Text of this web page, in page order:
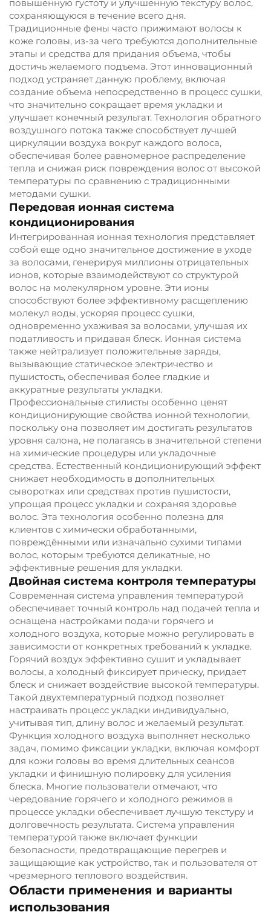
повышенную густоту и улучшенную текстуру волос,
сохраняющуюся в течение всего дня.
Традиционные фены часто прижимают волосы к
коже головы, из-за чего требуются дополнительные
этапы и средства для придания объема, чтобы
достичь желаемого подъема. Этот инновационный
подход устраняет данную проблему, включая
создание объема непосредственно в процесс сушки,
что значительно сокращает время укладки и
улучшает конечный результат. Технология обратного
воздушного потока также способствует лучшей
циркуляции воздуха вокруг каждого волоса,
обеспечивая более равномерное распределение
тепла и снижая риск повреждения волос от высокой
температуры по сравнению с традиционными
методами сушки.
Передовая ионная система
кондиционирования
Интегрированная ионная технология представляет
собой еще одно значительное достижение в уходе
за волосами, генерируя миллионы отрицательных
ионов, которые взаимодействуют со структурой
волос на молекулярном уровне. Эти ионы
способствуют более эффективному расщеплению
молекул воды, ускоряя процесс сушки,
одновременно ухаживая за волосами, улучшая их
податливость и придавая блеск. Ионная система
также нейтрализует положительные заряды,
вызывающие статическое электричество и
пушистость, обеспечивая более гладкие и
аккуратные результаты укладки.
Профессиональные стилисты особенно ценят
кондиционирующие свойства ионной технологии,
поскольку она позволяет им достигать результатов
уровня салона, не полагаясь в значительной степени
на химические процедуры или укладочные
средства. Естественный кондиционирующий эффект
снижает необходимость в дополнительных
сыворотках или средствах против пушистости,
упрощая процесс укладки и сохраняя здоровье
волос. Эта технология особенно полезна для
клиентов с химически обработанными,
повреждёнными или изначально сухими типами
волос, которым требуются деликатные, но
эффективные решения для укладки.
Двойная система контроля температуры
Современная система управления температурой
обеспечивает точный контроль над подачей тепла и
оснащена настройками подачи горячего и
холодного воздуха, которые можно регулировать в
зависимости от конкретных требований к укладке.
Горячий воздух эффективно сушит и укладывает
волосы, а холодный фиксирует прическу, придает
блеск и снижает воздействие высокой температуры.
Такой двухтемпературный подход позволяет
настраивать процесс укладки индивидуально,
учитывая тип, длину волос и желаемый результат.
Функция холодного воздуха выполняет несколько
задач, помимо фиксации укладки, включая комфорт
для кожи головы во время длительных сеансов
укладки и финишную полировку для усиления
блеска. Многие пользователи отмечают, что
чередование горячего и холодного режимов в
процессе укладки обеспечивает лучшую текстуру и
долговечность результата. Система управления
температурой также включает функции
безопасности, предотвращающие перегрев и
защищающие как устройство, так и пользователя от
чрезмерного теплового воздействия.
Области применения и варианты
использования